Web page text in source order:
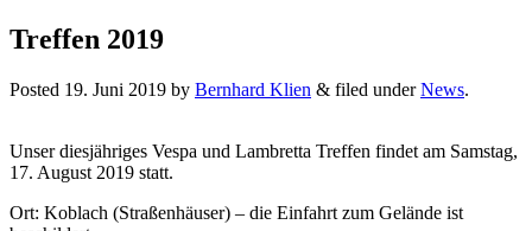
Treffen 2019
Posted 19. Juni 2019 by Bernhard Klien & filed underNews.
Unser diesjähriges Vespa und Lambretta Treffen findet am Samstag,
17. August 2019 statt.
Ort: Koblach (Straßenhäuser) – die Einfahrt zum Gelände ist